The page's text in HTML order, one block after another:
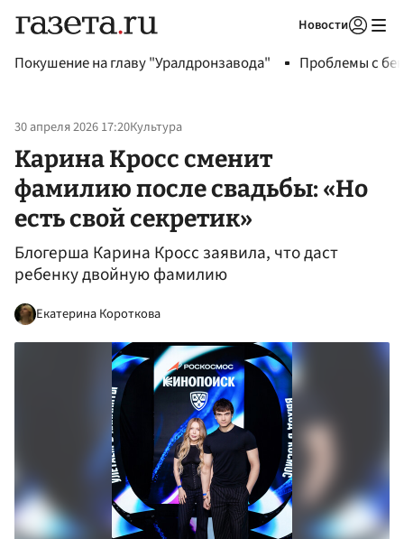
Новости
Покушение на главу "Уралдронзавода" Проблемы с
30 апреля 2026 17:20Культура
Карина Кросс сменит
фамилию после свадьбы: «Но
есть свой секретик»
Блогерша Карина Кросс заявила, что даст
ребенку двойную фамилию
Екатерина Короткова